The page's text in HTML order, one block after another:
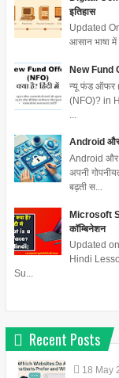
इतिहास
Updated
आसान भाषा
New Fund
न्यू फंड ऑफर
(NFO)? in
Android और
Android और
अपनी
बढ़ती स...
Microsoft
कॉम्बिनेशन
Updated
Hindi
Su...
Recent Posts
18 May